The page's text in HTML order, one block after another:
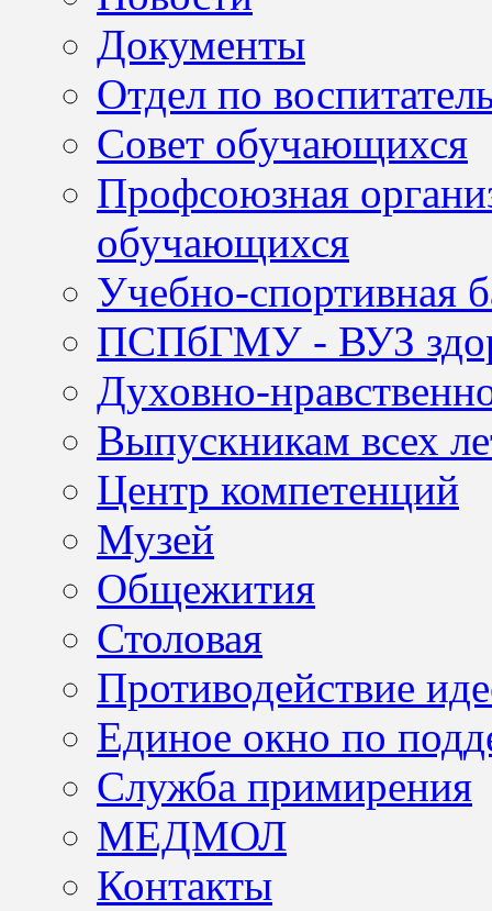
Документы
Отдел по
Совет обучающихся
Профсоюзная
обучающихся
Учебно-спортивная
ПСПбГМУ - ВУЗ
Духовно-
Выпускникам всех
Центр компетенций
Музей
Общежития
Столовая
Противодействие
Единое окно по
Служба примирения
МЕДМОЛ
Контакты